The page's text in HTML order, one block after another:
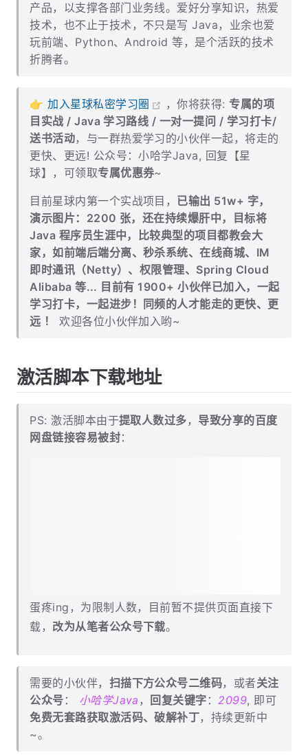
产品，以支撑各部门业务线。爱好分享知识，热爱
技术，也不止于技术，不只是写 Java，业余也爱
玩前端、Python、Android 等，是个活跃的技术
折腾者。
👉加入星球私密学习圈 ，你将获得: 专属的项
目实战 / Java 学习路线 / 一对一提问 / 学习打卡/
送书活动，与一群热爱学习的小伙伴一起，将走的
更快、更远! 公众号：小哈学Java, 回复【星
球】，可领取专属优惠券~
目前星球内第一个实战项目， 已输出 51w+ 字，
演示图片：2200 张，还在持续爆肝中，目标将
Java 程序员生涯中，比较典型的项目都教会大
家，如前端后端分离、秒杀系统、在线商城、IM
即时通讯（Netty）、权限管理、Spring Cloud
Alibaba 等... 目前有 1900+ 小伙伴已加入，一起
学习打卡，一起进步！同频的人才能走的更快、更
远 ！
欢迎各位小伙伴加入哟~
激活脚本下载地址
PS: 激活脚本由于提取人数过多 ， 导致分享的百度
网盘链接容易被封：
蛋疼ing，为限制人数，目前暂不提供页面直接下
载， 改为从笔者公众号下载。
需要的小伙伴， 扫描下方公众号二维码，或者关注
公众号 ： 小哈学Java ， 回复关键字 ：2099, 即可
免费无套路获取激活码、破解补丁，持续更新中
~。